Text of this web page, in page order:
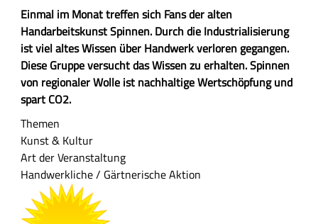
Z
u
s
a
m
m
e
n
f
a
s
u
Einmal im Monat treffen sich Fans der alten
Handarbeitskunst Spinnen. Durch die Industrialisierung
ist viel altes Wissen über Handwerk verloren gegangen.
Diese Gruppe versucht das Wissen zu erhalten. Spinnen
von regionaler Wolle ist nachhaltige Wertschöpfung und
spart CO2.
Themen
Kunst & Kultur
Art der Veranstaltung
Handwerkliche / Gärtnerische Aktion